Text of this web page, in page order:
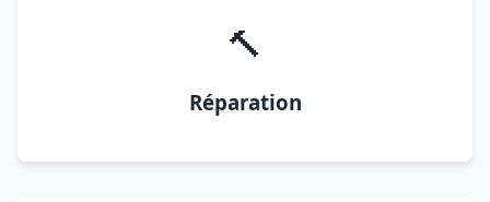
🔨
Réparation